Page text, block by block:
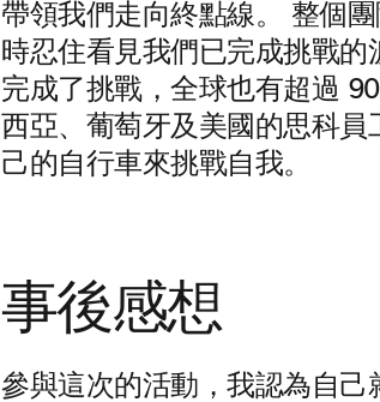
帶領我們走向終點線。 整個
時忍住看見我們已完成挑戰
完成了挑戰，全球也有超過
西亞、葡萄牙及美國的思科
己的自行車來挑戰自我。
事後感想
參與這次的活動，我認為自